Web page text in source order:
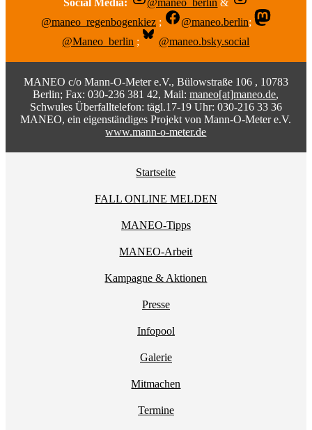
Social Media: @maneo_berlin &
@maneo_regenbogenkiez ; @maneo.berlin;
@Maneo_berlin ; @maneo.bsky.social
MANEO c/o Mann-O-Meter e.V., Bülowstraße 106 , 10783
Berlin; Fax: 030-236 381 42, Mail:maneo[at]maneo.de,
Schwules Überfalltelefon: tägl.17-19 Uhr: 030-216 33 36
MANEO, ein eigenständiges Projekt von Mann-O-Meter e.V.
www.mann-o-meter.de
Startseite
FALL ONLINE MELDEN
MANEO-Tipps
MANEO-Arbeit
Kampagne & Aktionen
Presse
Infopool
Galerie
Mitmachen
Termine